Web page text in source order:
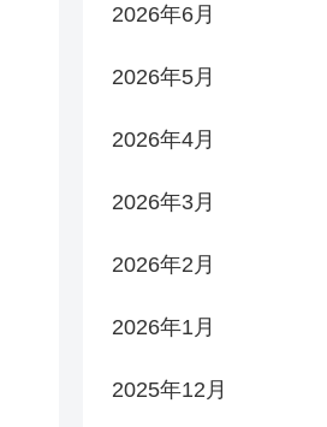
2026年6月
2026年5月
2026年4月
2026年3月
2026年2月
2026年1月
2025年12月